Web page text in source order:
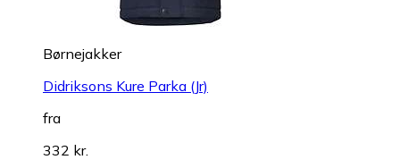
Børnejakker
Didriksons Kure Parka (Jr)
fra
332 kr.